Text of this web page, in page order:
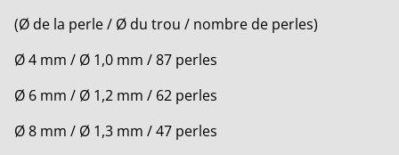
(Ø de la perle / Ø du trou / nombre de perles)
Ø 4 mm / Ø 1,0 mm / 87 perles
Ø 6 mm / Ø 1,2 mm / 62 perles
Ø 8 mm / Ø 1,3 mm / 47 perles